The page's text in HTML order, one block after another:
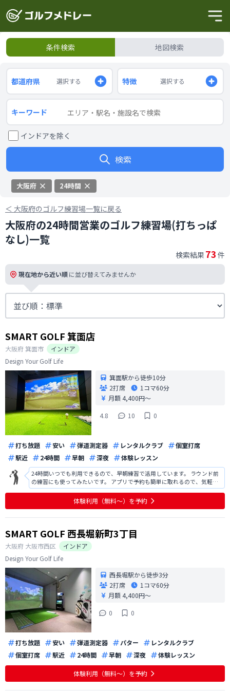
条件検索 地図検索
都道府県 選択する 特徴 選択する
キーワード
インドアを除く
検索
大阪府 24時間
＜ 大阪府のゴルフ練習場一覧に戻る
大阪府の24時間営業のゴルフ練習場(打ちっぱ
なし)一覧
検索結果 73 件
現在地から近い順に並び替えてみませんか
SMART GOLF 箕面店
大阪府箕面市
インドア
Design Your Golf Life
箕面駅から徒歩10分
2打席
1コマ60分
月額 4,400円〜
4.8
10 0
打ち放題 安い 弾道測定器 レンタルクラブ
個室打席
駅近
24時間 早朝 深夜 体験レッスン
24時間いつでも利用できるので、早朝練習で活用しています。 ラウンド前
の練習にも使ってみたいです。 アプリで予約も簡単に取れるので、気軽に
通えそうです。
体験利用（無料〜）を予約
SMART GOLF 西長堀新町3丁目
大阪府 大阪市西区
インドア
Design Your Golf Life
西長堀駅から徒歩3分
2打席
1コマ60分
月額 4,400円〜
0
0
打ち放題 安い 弾道測定器 パター
レンタルクラブ
個室打席
駅近 24時間 早朝 深夜 体験レッスン
体験利用（無料〜）を予約